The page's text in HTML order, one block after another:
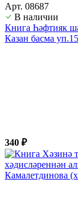
Арт. 08687
В наличии
Книга Һәфтияк
Казан басма
340 ₽